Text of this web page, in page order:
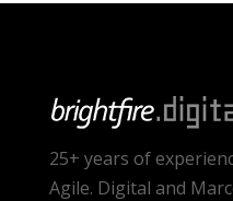
25+ years of
Agile. Digital and